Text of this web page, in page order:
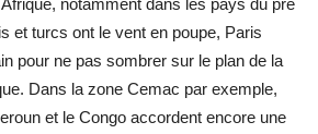
et turcs ont le vent en poupe, Paris
pour ne pas sombrer sur le plan de la
Dans la zone Cemac par exemple,
et le Congo accordent encore une